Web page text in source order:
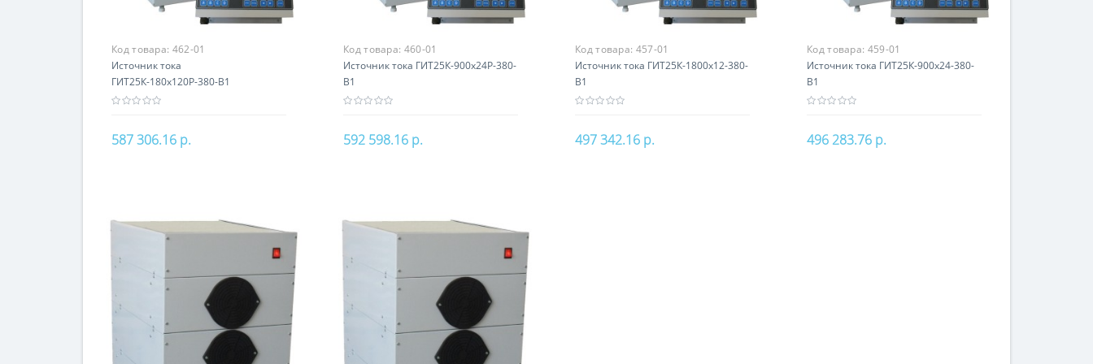
Код товара: 462-01
Источник тока
ГИТ25К-180х120Р-380-В1
587 306.16 р.
Код товара: 460-01
Источник тока ГИТ25К-900х24Р-380-
В1
592 598.16 р.
Код товара: 457-01
Источник тока ГИТ25К-1800х12-380-
В1
497 342.16 р.
Код товара: 459-01
Источник тока ГИТ25К-900х24-380-
В1
496 283.76 р.